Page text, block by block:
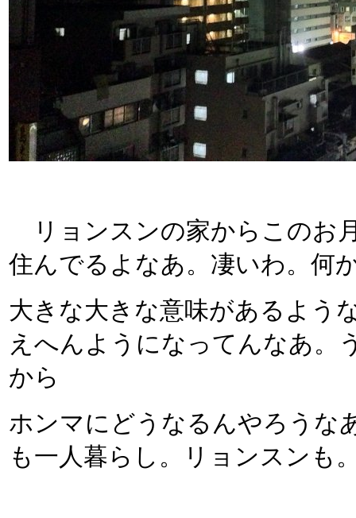
リョンスンの家からこのお
住んでるよなあ。凄いわ。何
大きな大きな意味があるよう
えへんようになってんなあ。
から
ホンマにどうなるんやろうな
も一人暮らし。リョンスンも